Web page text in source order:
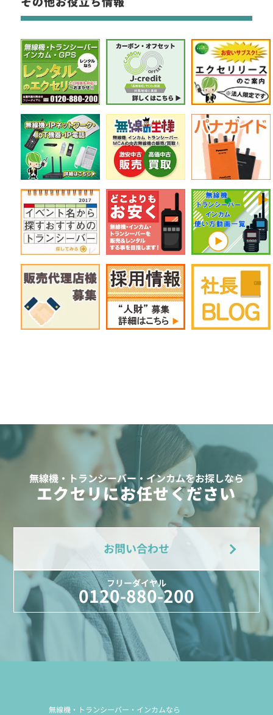
無線機・トランシーバー・インカムをお探しなら
エクセリにお任せください
お問い合わせ
フリーダイヤル
0120-880-200
無線機・トランシーバー・インカムなら